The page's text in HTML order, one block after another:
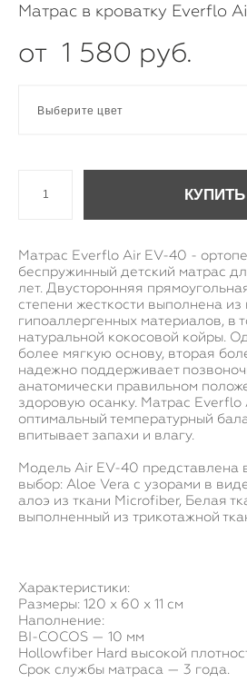
Матрас в кроватку Everflo
от 1 580 pуб.
Выберите цвет
КУПИТЬ
Матрас Everflo Air EV-40 -
беспружинный детский матрас
лет. Двусторонняя
степени жесткости выполнена из
гипоаллергенных материалов, в
натуральной кокосовой койры.
более мягкую основу, вторая
надежно поддерживает
анатомически правильном
здоровую осанку. Матрас Everflo
оптимальный температурный
впитывает запахи и влагу.
Модель Air EV-40 представлена
выбор: Aloe Vera с узорами в
алоэ из ткани Microfiber, Белая
выполненный из трикотажной
Характеристики:
Размеры: 120 x 60 x 11 см
Наполнение:
BI-COCOS — 10 мм
Hollowfiber Hard высокой
Срок службы матраса — 3 года.